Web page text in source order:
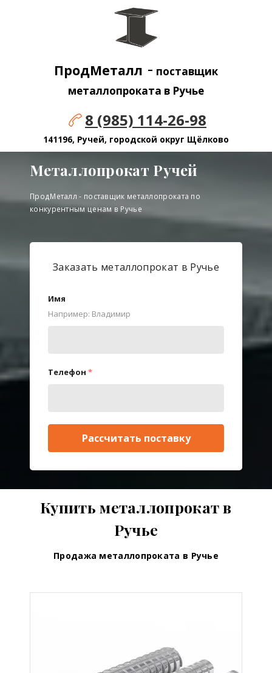
ПродМеталл - поставщик
металлопроката в Ручье
8 (985) 114-26-98
141196, Ручей, городской округ Щёлково
Металлопрокат Ручей
ПродМеталл - поставщик металлопроката по
конкурентным ценам в Ручье
Заказать металлопрокат в Ручье
Имя
Например: Владимир
Телефон *
Рассчитать поставку
Купить металлопрокат в
Ручье
Продажа металлопроката в Ручье